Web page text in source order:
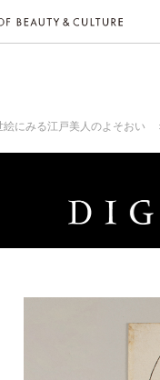
絵にみる江戸美人のよそおい